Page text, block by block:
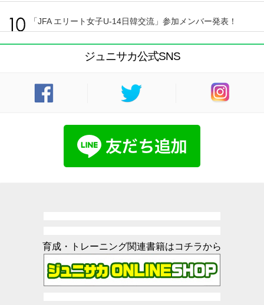
「JFA エリート女子U-14日韓交流」参加メンバー発表！
ジュニサカ公式SNS
育成・トレーニング関連書籍はコチラから